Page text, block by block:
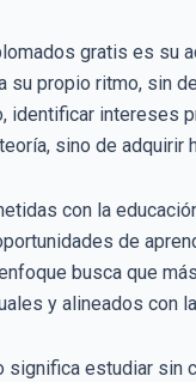
gratis es su
propio ritmo, sin
identificar
sino de
con la
de
busca que
y alineados con
estudiar